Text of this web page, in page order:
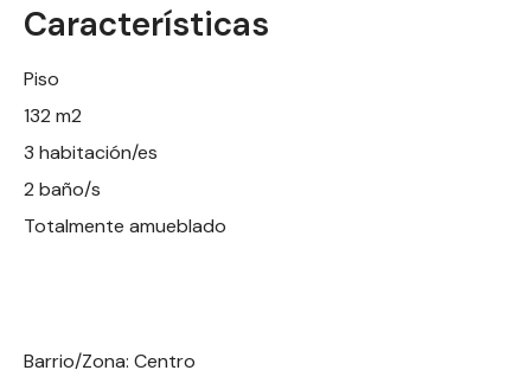
Características
Piso
132 m2
3 habitación/es
2 baño/s
Totalmente amueblado
Barrio/Zona: Centro